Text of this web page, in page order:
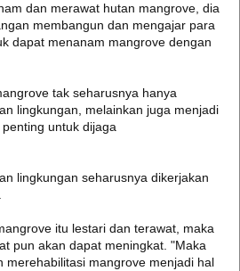
dan merawat hutan mangrove, dia
membangun dan mengajar para
dapat menanam mangrove dengan
tak seharusnya hanya
lingkungan, melainkan juga menjadi
untuk dijaga
lingkungan seharusnya dikerjakan
itu lestari dan terawat, maka
pun akan dapat meningkat. "Maka
merehabilitasi mangrove menjadi hal